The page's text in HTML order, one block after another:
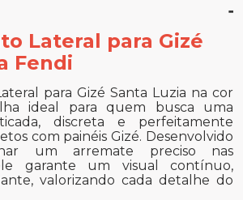
Lateral para Gizé
Fendi
para Gizé Santa Luzia na cor
ideal para quem busca uma
discreta e perfeitamente
com painéis Gizé. Desenvolvido
um arremate preciso nas
garante um visual contínuo,
valorizando cada detalhe do